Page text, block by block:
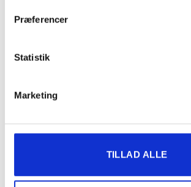
Præferencer
Statistik
Marketing
TILLAD ALLE